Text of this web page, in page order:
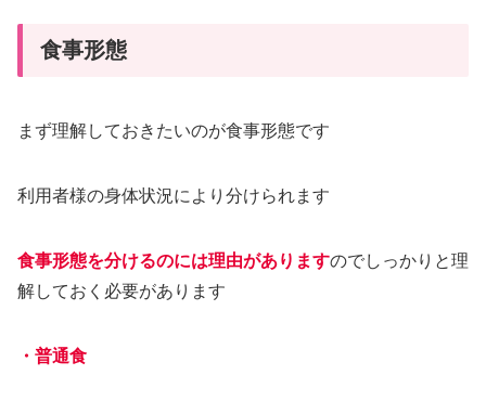
食事形態
まず理解しておきたいのが食事形態です
利用者様の身体状況により分けられます
食事形態を分けるのには理由がありますのでしっかりと理
解しておく必要があります
・普通食